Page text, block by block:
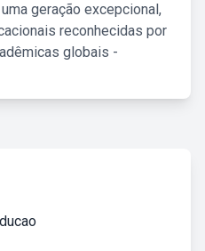
geração excepcional,
reconhecidas por
globais -